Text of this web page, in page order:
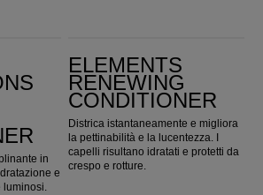
in
e
luminosi.
ELEMENTS
RENEWING
CONDITIONER
Districa istantaneamente e migliora
la pettinabilità e la lucentezza. I
capelli risultano idratati e protetti da
crespo e rotture.